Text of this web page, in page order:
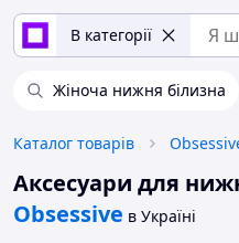
В категорії
Жіноча нижня білизна
Каталог товарів
Аксесуари для
Obsessive в Україні